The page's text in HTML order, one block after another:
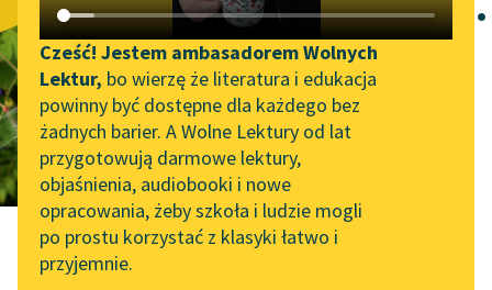
Katalog DAISY
Podkasty o książkach
Zgłoś brak utworu
Aktualności
„Prokurator Alicja Horn”
do słuchania
Byliśmy częścią AI Impact
Lab
Narzędzia
Mapa Wolnych Lektur
Leśmianator
Przewodnik dla piszących i
Cześć! Jestem ambasadorem Wolnych
Lektur, bo wierzę że literatura i edukacja
powinny być dostępne dla każdego bez
żadnych barier. A Wolne Lektury od lat
przygotowują darmowe lektury,
objaśnienia, audiobooki i nowe
opracowania, żeby szkoła i ludzie mogli
po prostu korzystać z klasyki łatwo i
przyjemnie.
Pieśń
przejściowa